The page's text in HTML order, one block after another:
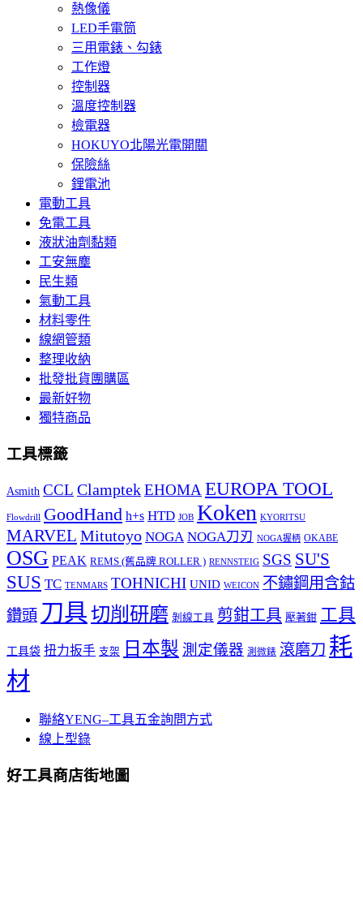
熱像儀
LED手電筒
三用電錶、勾錶
工作燈
控制器
溫度控制器
檢電器
HOKUYO北陽光電開關
保險絲
鋰電池
電動工具
免電工具
液狀油劑黏類
工安無塵
民生類
氣動工具
材料零件
線網管類
整理收納
批發批貨團購區
最新好物
獨特商品
工具標籤
Asmith CCL ClamptekEHOMAEUROPA TOOL
Flowdrill GoodHand h+s HTD JOB Koken KYORITSU
MARVEL Mitutoyo NOGA NOGA刀刃 NOGA握柄 OKABE
OSG PEAK REMS (舊品牌 ROLLER ) RENNSTEIG SGS SU'S
SUS TC TENMARS TOHNICHI UNID WEICON 不鏽鋼用含鈷
鑽頭 刀具切削研磨 剝線工具 剪鉗工具 壓著鉗 工具
工具袋 扭力扳手 支架 日本製 測定儀器 測微錶 滾磨刀 耗
材
聯絡YENG–工具五金詢問方式
線上型錄
好工具商店街地圖